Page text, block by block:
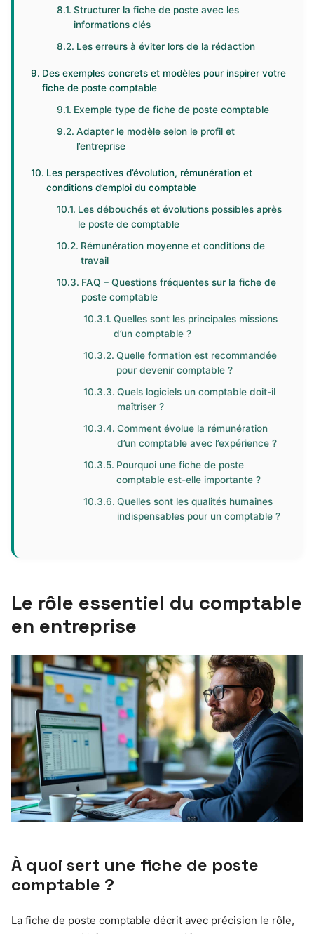
Structurer la fiche de poste avec les
informations clés
Les erreurs à éviter lors de la rédaction
Des exemples concrets et modèles pour inspirer votre
fiche de poste comptable
Exemple type de fiche de poste comptable
Adapter le modèle selon le profil et
l’entreprise
Les perspectives d’évolution, rémunération et
conditions d’emploi du comptable
Les débouchés et évolutions possibles après
le poste de comptable
Rémunération moyenne et conditions de
travail
FAQ – Questions fréquentes sur la fiche de
poste comptable
Quelles sont les principales missions
d’un comptable ?
Quelle formation est recommandée
pour devenir comptable ?
Quels logiciels un comptable doit-il
maîtriser ?
Comment évolue la rémunération
d’un comptable avec l’expérience ?
Pourquoi une fiche de poste
comptable est-elle importante ?
Quelles sont les qualités humaines
indispensables pour un comptable ?
Le rôle essentiel du comptable
en entreprise
À quoi sert une fiche de poste
comptable ?
La fiche de poste comptable décrit avec précision le rôle,